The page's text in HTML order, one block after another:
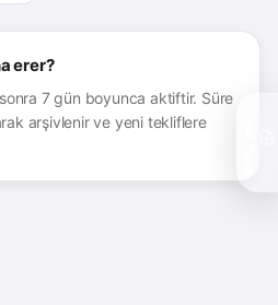
erer?
7 gün boyunca aktiftir. Süre
arşivlenir ve yeni tekliflere